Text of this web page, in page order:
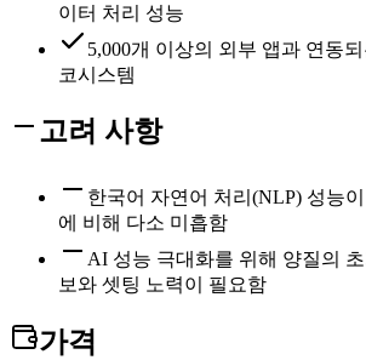
이터 처리 성능
5,000개 이상의 외부 앱과 연동
코시스템
고려 사항
한국어 자연어 처리(NLP) 성능
에 비해 다소 미흡함
AI 성능 극대화를 위해 양질의
보와 셋팅 노력이 필요함
가격